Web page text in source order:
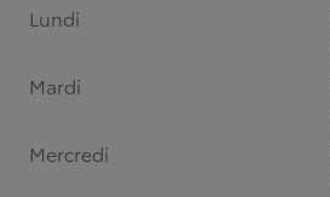
Lundi
Mardi
Mercredi